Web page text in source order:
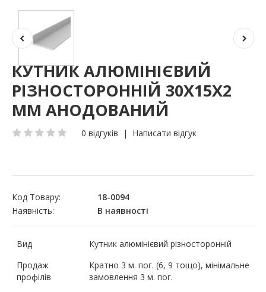
КУТНИК АЛЮМІНІЄВИЙ
РІЗНОСТОРОННІЙ 30Х15Х2
ММ АНОДОВАНИЙ
0 відгуків | Написати відгук
Код Товару:
18-0094
Наявність:
В наявності
Вид
Кутник алюмінієвий різносторонній
Продаж
профілів
Кратно 3 м. пог. (6, 9 тощо), мінімальне
замовлення 3 м. пог.